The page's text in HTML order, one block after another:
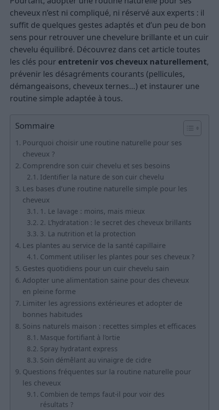
cheveux n’est ni compliqué, ni réservé aux experts : il
suffit de quelques gestes adaptés et d’un peu de bon
sens pour retrouver une chevelure brillante et un cuir
chevelu équilibré. Découvrez dans cet article toutes
les clés pour entretenir vos cheveux naturellement,
prévenir les désagréments courants (pellicules,
démangeaisons, cheveux ternes…) et instaurer une
routine simple adaptée à tous.
Sommaire
Pourquoi choisir une routine naturelle pour ses
cheveux ?
Comprendre son cuir chevelu et ses besoins
Identifier la nature de son cuir chevelu
Les bases d’une routine naturelle simple pour les
cheveux
1. Le lavage : moins, mais mieux
2. L’hydratation : le secret des cheveux brillants
3. La nutrition et la protection
Les plantes au service de la santé capillaire
Comment utiliser les plantes pour ses cheveux ?
Gestes quotidiens pour un cuir chevelu sain
Adopter une alimentation saine pour des cheveux
en pleine forme
Limiter les agressions extérieures et adopter de
bonnes habitudes
Soins naturels maison : recettes simples et efficaces
Masque fortifiant à l’ortie
Spray hydratant express
Soin démêlant au vinaigre de cidre
Questions fréquentes sur la routine naturelle pour
les cheveux
Combien de temps faut-il pour voir des
résultats ?